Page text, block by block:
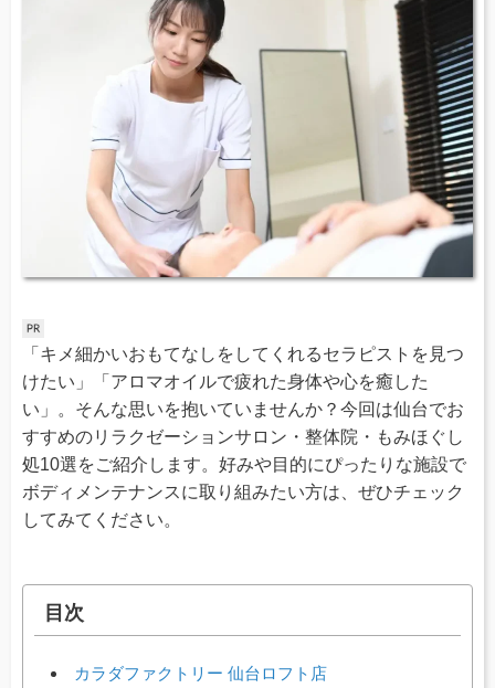
「キメ細かいおもてなしをしてくれるセラピストを見つ
けたい」「アロマオイルで疲れた身体や心を癒した
い」。そんな思いを抱いていませんか？今回は仙台でお
すすめのリラクゼーションサロン・整体院・もみほぐし
処10選をご紹介します。好みや目的にぴったりな施設で
ボディメンテナンスに取り組みたい方は、ぜひチェック
してみてください。
目次
カラダファクトリー 仙台ロフト店